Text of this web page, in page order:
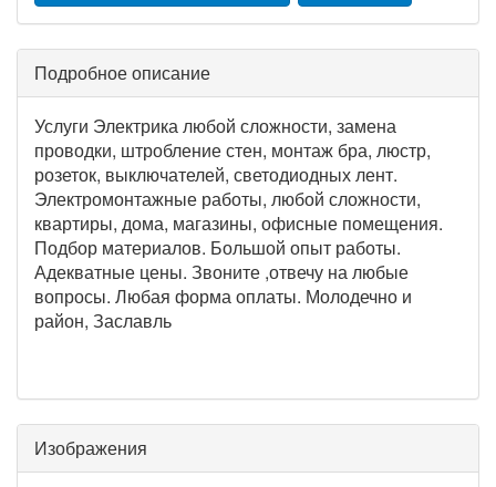
Подробное описание
Услуги Электрика любой сложности, замена
проводки, штробление стен, монтаж бра, люстр,
розеток, выключателей, светодиодных лент.
Электромонтажные работы, любой сложности,
квартиры, дома, магазины, офисные помещения.
Подбор материалов. Большой опыт работы.
Адекватные цены. Звоните ,отвечу на любые
вопросы. Любая форма оплаты. Молодечно и
район, Заславль
Изображения